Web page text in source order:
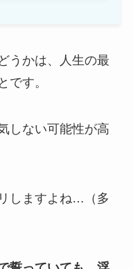
うかは、人生の最
です。
しない可能性が高
しますよね…（多